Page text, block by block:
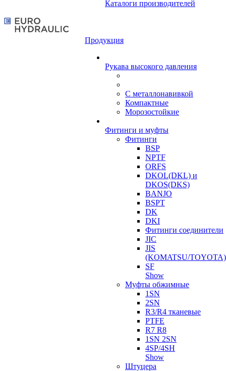
Каталоги производителей
Продукция
Рукава высокого давления
С металлонавивкой
Компактные
Морозостойкие
Фитинги и муфты
Фитинги
BSP
NPTF
ORFS
DKOL(DKL) и
DKOS(DKS)
BANJO
BSPT
DK
DKI
Фитинги соединители
JIC
JIS
(KOMATSU/TOYOTA)
SF
Show
Муфты обжимные
1SN
2SN
R3/R4 тканевые
PTFE
R7 R8
1SN 2SN
4SP/4SH
Show
Штуцера